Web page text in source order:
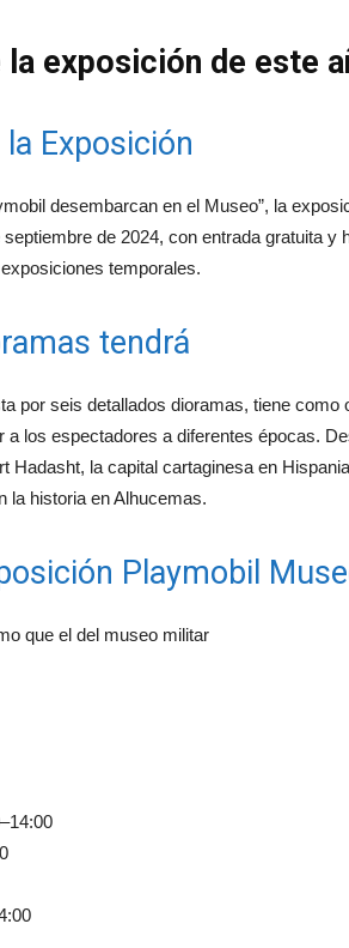
exposición de este
Exposición
desembarcan en el Museo”, la
de 2024, con entrada gratuita y
temporales.
tendrá
por seis detallados dioramas, tiene como
a los espectadores a diferentes épocas.
Hadasht, la capital cartaginesa en
la historia en Alhucemas.
Playmobil
que el del museo militar